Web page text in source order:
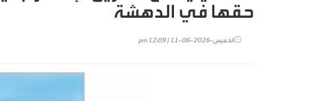
حقها في الدهشة
الخميس-2026-06-11 | 12:09 pm